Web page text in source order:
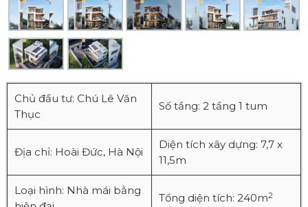
Chủ đầu tư: Chú Lê Văn
Thục
Số tầng: 2 tầng 1 tum
Địa chỉ: Hoài Đức, Hà Nội
Diện tích xây dựng: 7,7 x
11,5m
Loại hình: Nhà mái bằng
Tổng diện tích: 240m2